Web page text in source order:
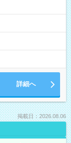
詳細へ
掲載日：2026.08.06